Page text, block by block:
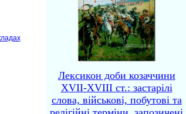
Лексикон доби козаччини
XVII-XVIII ст.: застарілі
слова, військові, побутові та